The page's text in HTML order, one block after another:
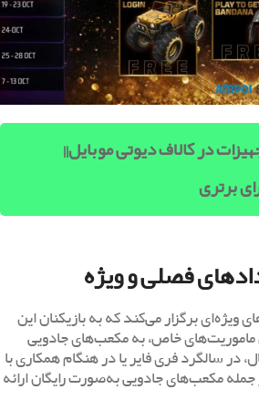
در کالاف دیوتی موبایل||
برتری
ویژه‌ای برگزار می‌کند که به بازیکنان این
ماموریت‌های خاص، به مکعب‌های جادویی
در سالگرد فری فایر یا در هنگام همکاری با
مکعب‌های جادویی به‌صورت رایگان ارائه